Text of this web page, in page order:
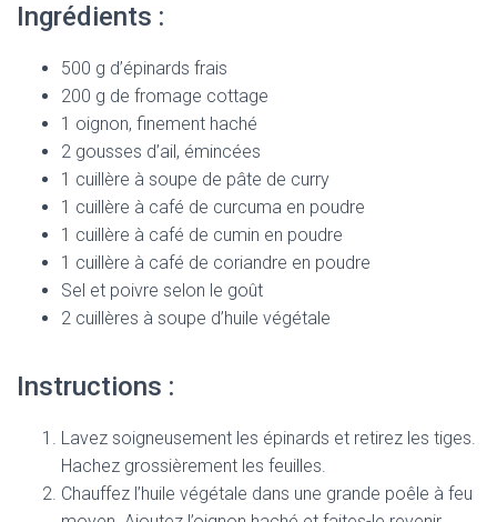
Ingrédients :
500 g d’épinards frais
200 g de fromage cottage
1 oignon, finement haché
2 gousses d’ail, émincées
1 cuillère à soupe de pâte de curry
1 cuillère à café de curcuma en poudre
1 cuillère à café de cumin en poudre
1 cuillère à café de coriandre en poudre
Sel et poivre selon le goût
2 cuillères à soupe d’huile végétale
Instructions :
Lavez soigneusement les épinards et retirez les tiges.
Hachez grossièrement les feuilles.
Chauffez l’huile végétale dans une grande poêle à feu